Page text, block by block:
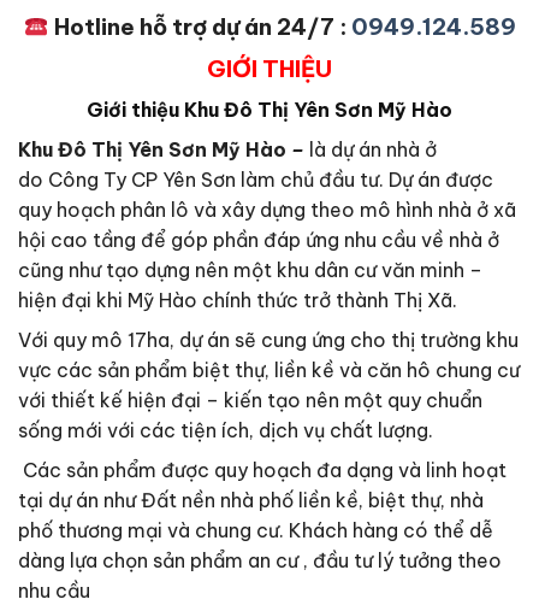
Hotline hỗ trợ dự án 24/7 : 0949.124.589
GIỚI THIỆU
Giới thiệu Khu Đô Thị Yên Sơn Mỹ Hào
Khu Đô Thị Yên Sơn Mỹ Hào – là dự án nhà ở
do Công Ty CP Yên Sơn làm chủ đầu tư. Dự án được
quy hoạch phân lô và xây dựng theo mô hình nhà ở xã
hội cao tầng để góp phần đáp ứng nhu cầu về nhà ở
cũng như tạo dựng nên một khu dân cư văn minh –
hiện đại khi Mỹ Hào chính thức trở thành Thị Xã.
Với quy mô 17ha, dự án sẽ cung ứng cho thị trường khu
vực các sản phẩm biệt thự, liền kề và căn hô chung cư
với thiết kế hiện đại – kiến tạo nên một quy chuẩn
sống mới với các tiện ích, dịch vụ chất lượng.
Các sản phẩm được quy hoạch đa dạng và linh hoạt
tại dự án như Đất nền nhà phố liền kề, biệt thự, nhà
phố thương mại và chung cư. Khách hàng có thể dễ
dàng lựa chọn sản phẩm an cư , đầu tư lý tưởng theo
nhu cầu